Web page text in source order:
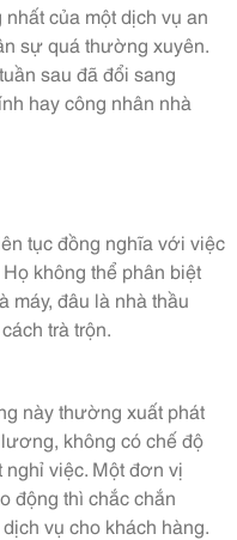
của một dịch vụ an
sự quá thường xuyên.
sau đã đổi sang
hay công nhân nhà
tục đồng nghĩa với việc
không thể phân biệt
máy, đâu là nhà thầu
trà trộn.
này thường xuất phát
không có chế độ
việc. Một đơn vị
động thì chắc chắn
vụ cho khách hàng.